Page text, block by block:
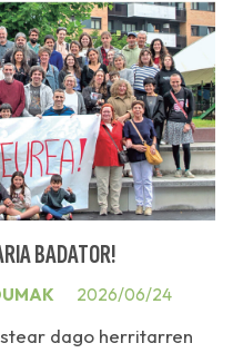
BADATOR!
2026/06/24
dago herritarren